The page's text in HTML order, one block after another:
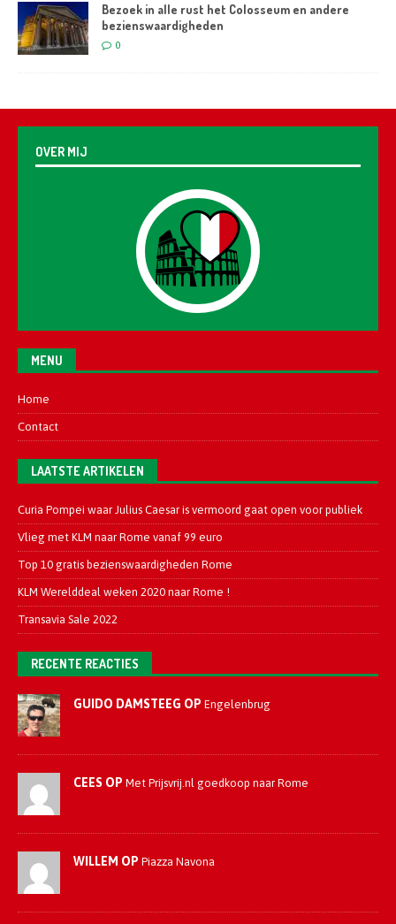
Bezoek in alle rust het Colosseum en andere
bezienswaardigheden
0
OVER MIJ
MENU
Home
Contact
LAATSTE ARTIKELEN
Curia Pompei waar Julius Caesar is vermoord gaat open voor publiek
Vlieg met KLM naar Rome vanaf 99 euro
Top 10 gratis bezienswaardigheden Rome
KLM Werelddeal weken 2020 naar Rome !
Transavia Sale 2022
RECENTE REACTIES
GUIDO DAMSTEEG OP Engelenbrug
CEES OP Met Prijsvrij.nl goedkoop naar Rome
WILLEM OP Piazza Navona